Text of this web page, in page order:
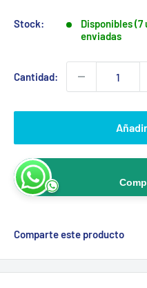
Stock:
Disponibles
enviadas
Cantidad:
Comparte este producto